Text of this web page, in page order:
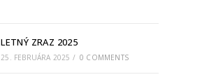
LETNÝ ZRAZ 2025
25. FEBRUÁRA 2025 / 0 COMMENTS